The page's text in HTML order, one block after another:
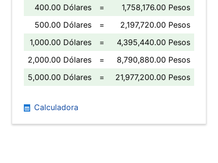
400.00 Dólares
=
1,758,176.00 Pesos
500.00 Dólares
=
2,197,720.00 Pesos
1,000.00 Dólares
=
4,395,440.00 Pesos
2,000.00 Dólares
=
8,790,880.00 Pesos
5,000.00 Dólares
= 21,977,200.00 Pesos
Calculadora